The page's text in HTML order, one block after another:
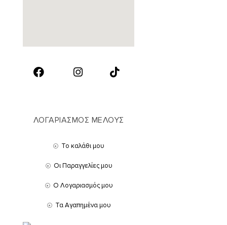
ΛΟΓΑΡΙΑΣΜΟΣ ΜΕΛΟΥΣ
Το καλάθι μου
Οι Παραγγελίες μου
Ο Λογαριασμός μου
Τα Αγαπημένα μου